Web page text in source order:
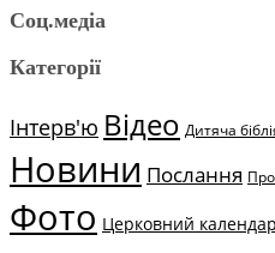
Соц.медіа
Категорії
Інтерв'ю Відео Дитяча
Новини Послання
Фото Церковний календар